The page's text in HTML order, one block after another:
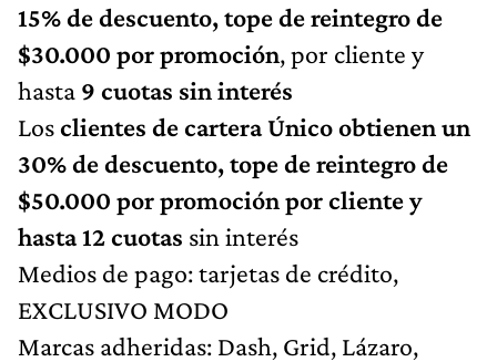
15% de descuento, tope de reintegro de
$30.000 por promoción, por cliente y
hasta 9 cuotas sin interés
Losclientes de cartera Único obtienen un
30% de descuento, tope de reintegro de
$50.000 por promoción por cliente y
hasta 12 cuotas sin interés
Medios de pago: tarjetas de crédito,
EXCLUSIVO MODO
Marcas adheridas: Dash, Grid, Lázaro,